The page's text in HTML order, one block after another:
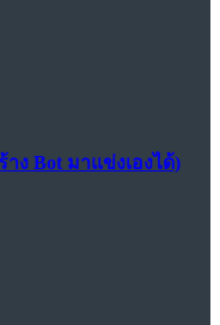
ง Bot มาแข่งเองได้)